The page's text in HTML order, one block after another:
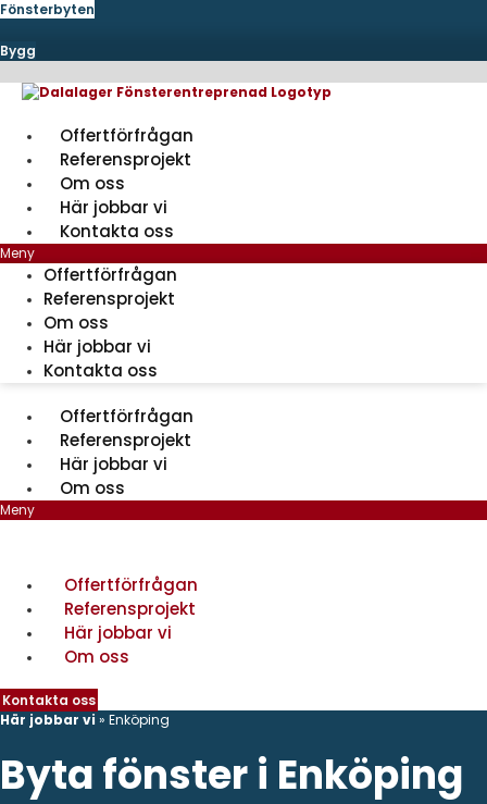
Hoppa
innehåll
Fönsterbyten
Bygg
Offertförfrågan
Referensprojekt
Om oss
Här jobbar vi
Kontakta oss
Meny
Offertförfrågan
Referensprojekt
Om oss
Här jobbar vi
Kontakta oss
Offertförfrågan
Referensprojekt
Här jobbar vi
Om oss
Meny
Offertförfrågan
Referensprojekt
Här jobbar vi
Om oss
Kontakta oss
Här jobbar vi » Enköping
Byta fönster i Enköping